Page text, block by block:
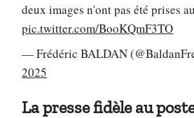
deux images n'ont pas été prises
pic.twitter.com/BooKQmF3TO
— Frédéric BALDAN
2025
La presse fidèle au